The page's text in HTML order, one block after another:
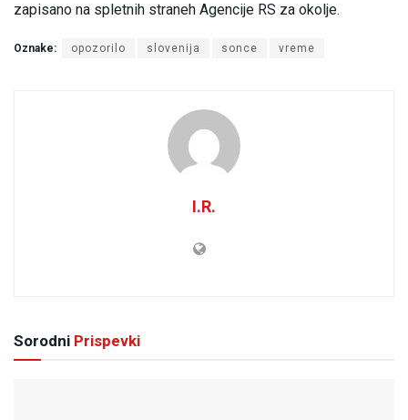
zapisano na spletnih straneh Agencije RS za okolje.
Oznake: opozorilo slovenija sonce vreme
I.R.
Sorodni Prispevki